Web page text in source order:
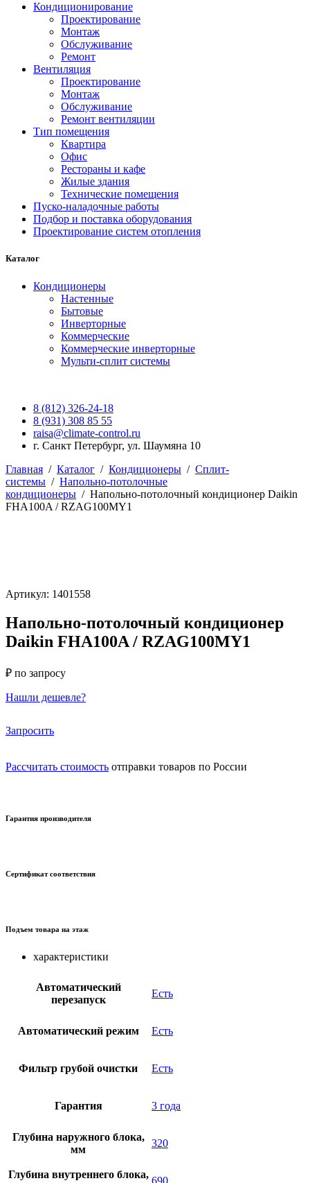
Кондиционирование
Проектирование
Монтаж
Обслуживание
Ремонт
Вентиляция
Проектирование
Монтаж
Обслуживание
Ремонт вентиляции
Тип помещения
Квартира
Офис
Рестораны и кафе
Жилые здания
Технические помещения
Пуско-наладочные работы
Подбор и поставка оборудования
Проектирование систем отопления
Каталог
Кондиционеры
Настенные
Бытовые
Инверторные
Коммерческие
Коммерческие инверторные
Мульти-сплит системы
8 (812) 326-24-18
8 (931) 308 85 55
raisa@climate-control.ru
г. Санкт Петербург, ул. Шаумяна 10
Главная / Каталог / Кондиционеры / Сплит-
системы / Напольно-потолочные
кондиционеры / Напольно-потолочный кондиционер Daikin
FHA100A / RZAG100MY1
Артикул: 1401558
Напольно-потолочный кондиционер
Daikin FHA100A / RZAG100MY1
₽ по запросу
Нашли дешевле?
Запросить
Рассчитать стоимость отправки товаров по России
Гарантия производителя
Сертификат соответствия
Подъем товара на этаж
характеристики
Автоматический
перезапуск
Есть
Автоматический режим Есть
Фильтр грубой очистки Есть
Гарантия 3 года
Глубина наружного блока,
мм
320
Глубина внутреннего блока,